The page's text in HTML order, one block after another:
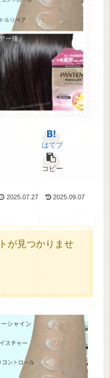
はてブ
コピー
2025.07.27 2025.09.07
が見つかりませ